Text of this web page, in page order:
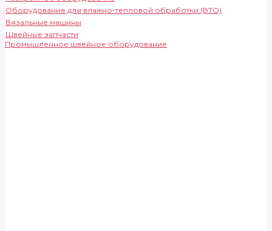
Оборудование для влажно-тепловой обработки (ВТО)
Вязальные машины
Швейные запчасти
Промышленное швейное оборудование